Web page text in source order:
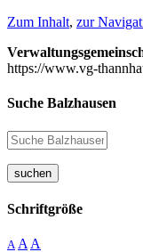
Zum Inhalt, zur
https://www.vg-
Suche Balzhausen
suchen
Schriftgröße
A A A